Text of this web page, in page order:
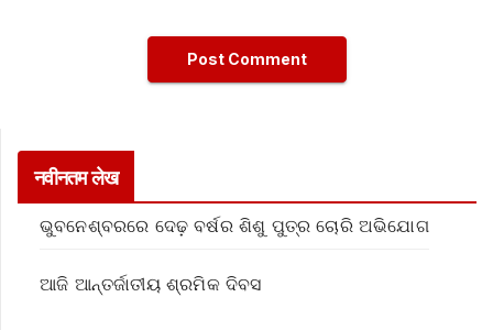
नवीनतम लेख
ଭୁବନେଶ୍ବରରେ ଦେଢ଼ ବର୍ଷର ଶିଶୁ ପୁତ୍ର ଚୋରି ଅଭିଯୋଗ
ଆଜି ଆନ୍ତର୍ଜାତୀୟ ଶ୍ରମିକ ଦିବସ